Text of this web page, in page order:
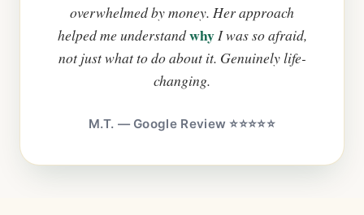
overwhelmed by money. Her approach
helped me understandwhyI was so afraid,
not just what to do about it. Genuinely life-
changing.
M.T. — Google Review ⭐⭐⭐⭐⭐